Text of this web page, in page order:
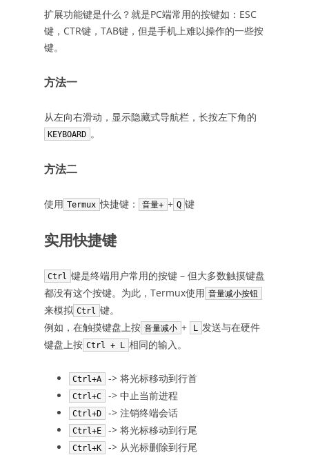
扩展功能键是什么？就是PC端常用的按键如：ESC
键，CTR键，TAB键，但是手机上难以操作的一些按
键。
方法一
从左向右滑动，显示隐藏式导航栏，长按左下角的
KEYBOARD 。
方法二
使用 Termux 快捷键： 音量+ + Q 键
实用快捷键
Ctrl 键是终端用户常用的按键 – 但大多数触摸键盘
都没有这个按键。为此，Termux使用 音量减小按钮
来模拟 Ctrl 键。
例如，在触摸键盘上按 音量减小 + L
发送与在硬件
键盘上按 Ctrl + L 相同的输入。
Ctrl+A -> 将光标移动到行首
Ctrl+C -> 中止当前进程
Ctrl+D -> 注销终端会话
Ctrl+E -> 将光标移动到行尾
Ctrl+K -> 从光标删除到行尾